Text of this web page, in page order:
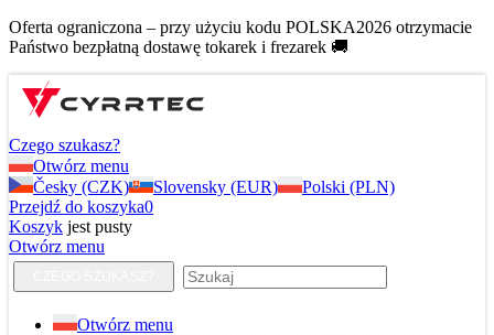
Oferta ograniczona – przy użyciu kodu POLSKA2026 otrzymacie
Państwo bezpłatną dostawę tokarek i frezarek 🚚
Czego szukasz?
Otwórz menu
Česky (CZK)
Slovensky (EUR)
Polski (PLN)
Przejdź do koszyka0
Koszyk jest pusty
Otwórz menu
Otwórz menu